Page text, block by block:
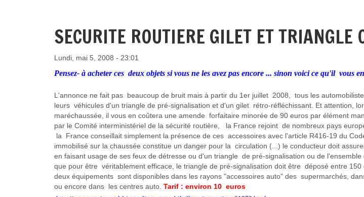
SECURITE ROUTIERE GILET ET TRIANGLE
Lundi, mai 5, 2008 - 23:01
Pensez- à acheter ces deux objets si vous ne les avez pas encore ... sinon voici ce qu'il vous
L'annonce ne fait pas beaucoup de bruit mais à partir du 1er juillet 2008, tous les
leurs véhicules d'un triangle de pré-signalisation et d'un gilet rétro-réfléchissant. Et attention,
maréchaussée, il vous en coûtera une amende forfaitaire minorée de 90 euros par élément
par le Comité interministériel de la sécurité routière, la France rejoint de nombreux pays
la France conseillait simplement la présence de ces accessoires avec l'article R416-19 du
immobilisé sur la chaussée constitue un danger pour la circulation (...) le conducteur doit
en faisant usage de ses feux de détresse ou d'un triangle de pré-signalisation ou de
que pour être véritablement efficace, le triangle de pré-signalisation doit être déposé entre
deux équipements sont disponibles dans les rayons "accessoires auto" des supermarchés,
ou encore dans les centres auto. Tarif : environ 10 euros